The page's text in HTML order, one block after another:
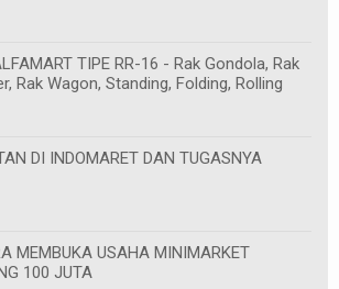
TIPE RR-16 - Rak Gondola, Rak
Rak Wagon, Standing, Folding, Rolling
DI INDOMARET DAN TUGASNYA
MEMBUKA USAHA MINIMARKET
100 JUTA